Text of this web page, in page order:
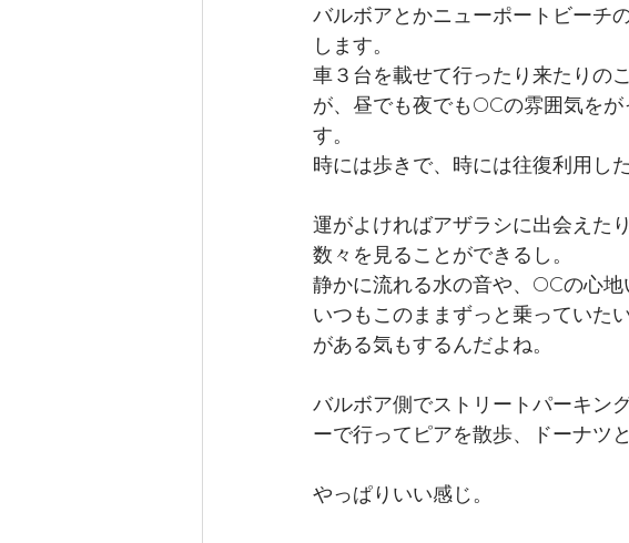
バルボアとかニューポートビーチ
します。
車３台を載せて行ったり来たりの
が、昼でも夜でもOCの雰囲気を
す。
時には歩きで、時には往復利用した
運がよければアザラシに出会えた
数々を見ることができるし。
静かに流れる水の音や、OCの心地
いつもこのままずっと乗っていた
がある気もするんだよね。
バルボア側でストリートパーキン
ーで行ってピアを散歩、ドーナツ
やっぱりいい感じ。